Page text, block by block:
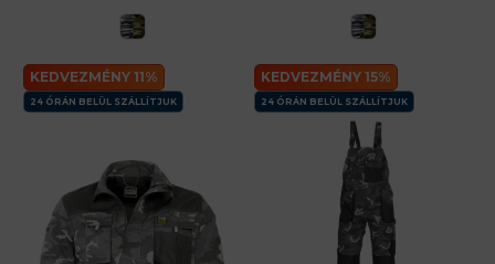
KEDVEZMÉNY 11%
24 ÓRÁN BELÜL SZÁLLÍTJUK
KEDVEZMÉNY 15%
24 ÓRÁN BELÜL SZÁLLÍTJUK